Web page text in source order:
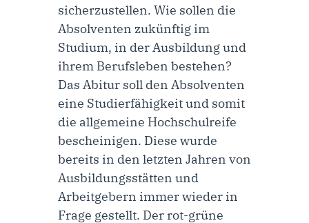
sicherzustellen. Wie sollen die
Absolventen zukünftig im
Studium, in der Ausbildung und
ihrem Berufsleben bestehen?
Das Abitur soll den Absolventen
eine Studierfähigkeit und somit
die allgemeine Hochschulreife
bescheinigen. Diese wurde
bereits in den letzten Jahren von
Ausbildungsstätten und
Arbeitgebern immer wieder in
Frage gestellt. Der rot-grüne